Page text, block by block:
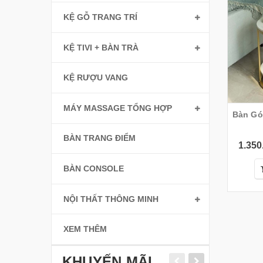
Bàn
KỆ GỖ TRANG TRÍ
KỆ TIVI + BÀN TRÀ
KỆ RƯỢU VANG
MÁY MASSAGE TỔNG HỢP
BÀN TRANG ĐIỂM
BÀN CONSOLE
NỘI THẤT THÔNG MINH
XEM THÊM